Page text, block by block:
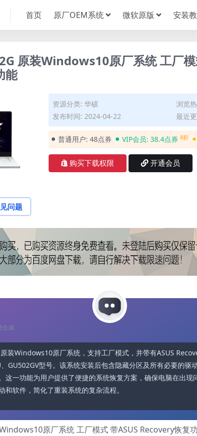
首页 原厂OEM系统 微软原版 安装
原装Windows10原厂系统 工厂模
能
资源分类: 华硕
浏览
发布时间: 2024-04-22
最近
普通用户: 48点券 VIP会员: 38.4点券 8折
购买下载权限 开通会员
问题
生成
装Windows10原厂系统，支持工厂模式，并带有ASUS
GU502GV型号。该系统安装后包含隐藏分区及所有必要的驱
这一功能为用户提供了便捷的系统恢复方案，确保电脑在出现
和软件，简化了重装系统的复杂流程。
原厂系统 工厂模式 带ASUS Recovery恢复